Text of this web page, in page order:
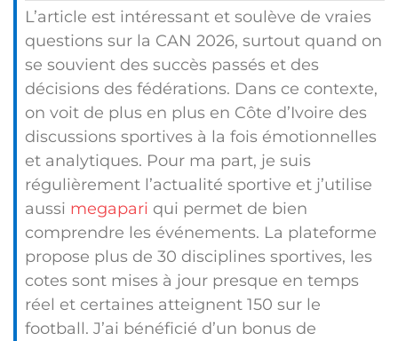
L’article est intéressant et soulève de vraies
questions sur la CAN 2026, surtout quand on
se souvient des succès passés et des
décisions des fédérations. Dans ce contexte,
on voit de plus en plus en Côte d’Ivoire des
discussions sportives à la fois émotionnelles
et analytiques. Pour ma part, je suis
régulièrement l’actualité sportive et j’utilise
aussi megapari qui permet de bien
comprendre les événements. La plateforme
propose plus de 30 disciplines sportives, les
cotes sont mises à jour presque en temps
réel et certaines atteignent 150 sur le
football. J’ai bénéficié d’un bonus de